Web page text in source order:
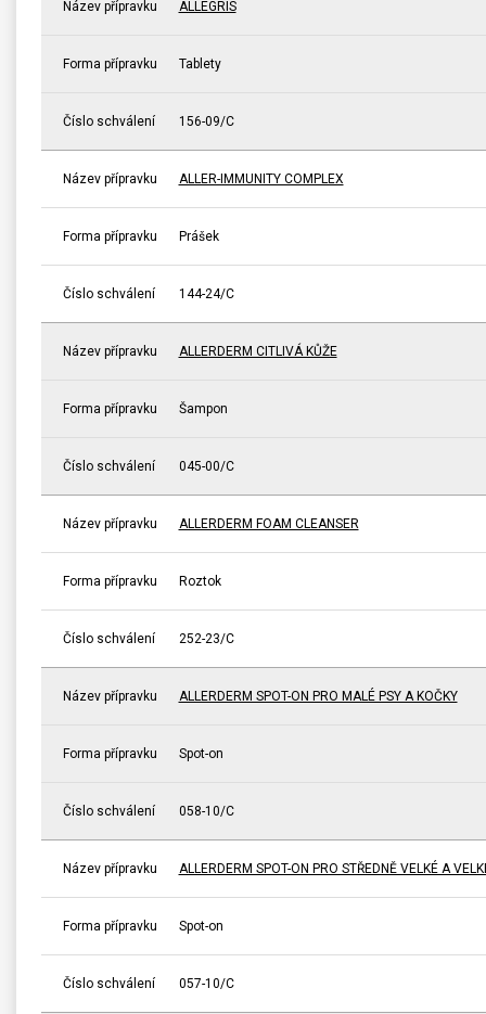
Název přípravku ALLEGRIS
Forma přípravku Tablety
Číslo schválení 156-09/C
Název přípravku ALLER-IMMUNITY COMPLEX
Forma přípravku Prášek
Číslo schválení 144-24/C
Název přípravku ALLERDERM CITLIVÁ KŮŽE
Forma přípravku Šampon
Číslo schválení 045-00/C
Název přípravku ALLERDERM FOAM CLEANSER
Forma přípravku Roztok
Číslo schválení 252-23/C
Název přípravku ALLERDERM SPOT-ON PRO MALÉ PSY A KOČKY
Forma přípravku Spot-on
Číslo schválení 058-10/C
Název přípravku ALLERDERM SPOT-ON PRO STŘEDNĚ VELKÉ A
Forma přípravku Spot-on
Číslo schválení 057-10/C